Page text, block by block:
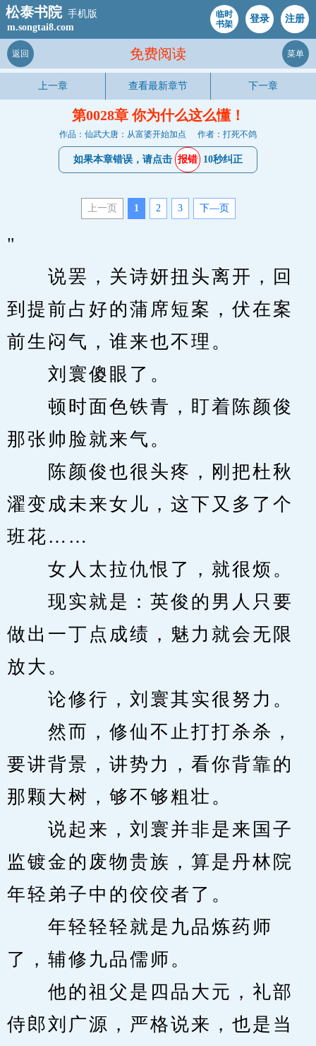
松泰书院 手机版
m.songtai8.com
临时
书架
登录 注册
免费阅读
返回 菜单
上一章 查看最新章节 下一章
第0028章 你为什么这么懂！
作品：仙武大唐：从富婆开始加点 作者：打死不鸽
如果本章错误，请点击 报错 10秒纠正
上一页 1 2 3 下—页
说罢，关诗妍扭头离开，回
到提前占好的蒲席短案，伏在案
前生闷气，谁来也不理。
刘寰傻眼了。
顿时面色铁青，盯着陈颜俊
那张帅脸就来气。
陈颜俊也很头疼，刚把杜秋
濯变成未来女儿，这下又多了个
班花……
女人太拉仇恨了，就很烦。
现实就是：英俊的男人只要
做出一丁点成绩，魅力就会无限
放大。
论修行，刘寰其实很努力。
然而，修仙不止打打杀杀，
要讲背景，讲势力，看你背靠的
那颗大树，够不够粗壮。
说起来，刘寰并非是来国子
监镀金的废物贵族，算是丹林院
年轻弟子中的佼佼者了。
年轻轻轻就是九品炼药师
了，辅修九品儒师。
他的祖父是四品大元，礼部
侍郎刘广源，严格说来，也是当